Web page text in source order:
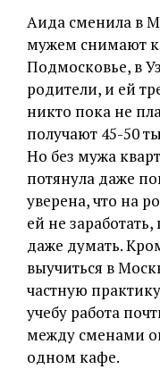
Аида сменила в
мужем снимают
Подмосковье, в
родители, и ей
никто пока не
получают 45-50
Но без мужа
потянула даже
уверена, что на
ей не
даже думать.
выучиться в
частную
учебу работа
между сменами
одном кафе.